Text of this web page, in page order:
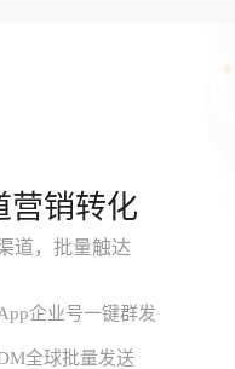
营销转化
道，批量触达
企业号一键群发
全球批量发送